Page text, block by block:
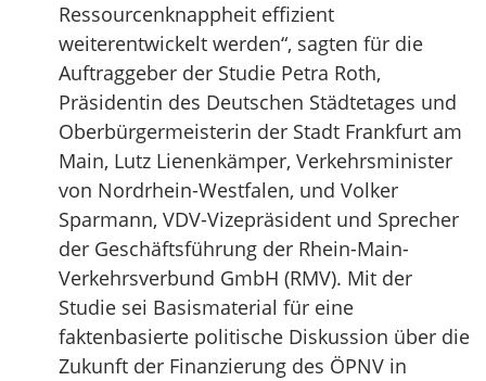
Ressourcenknappheit effizient
weiterentwickelt werden“, sagten für die
Auftraggeber der Studie Petra Roth,
Präsidentin des Deutschen Städtetages und
Oberbürgermeisterin der Stadt Frankfurt am
Main, Lutz Lienenkämper, Verkehrsminister
von Nordrhein-Westfalen, und Volker
Sparmann, VDV-Vizepräsident und Sprecher
der Geschäftsführung der Rhein-Main-
Verkehrsverbund GmbH (RMV). Mit der
Studie sei Basismaterial für eine
faktenbasierte politische Diskussion über die
Zukunft der Finanzierung des ÖPNV in